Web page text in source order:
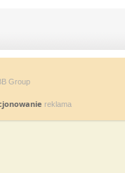
Group
reklama